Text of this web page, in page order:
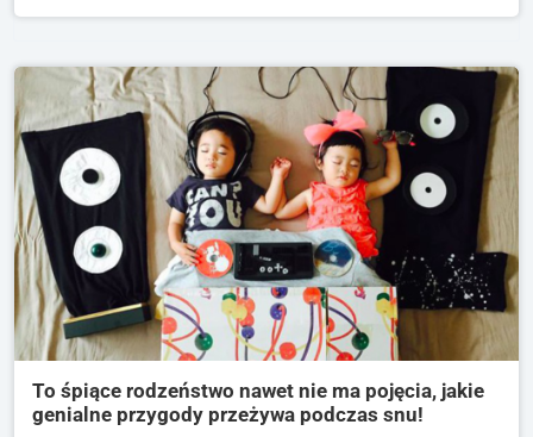
To śpiące rodzeństwo nawet nie ma pojęcia, jakie
genialne przygody przeżywa podczas snu!